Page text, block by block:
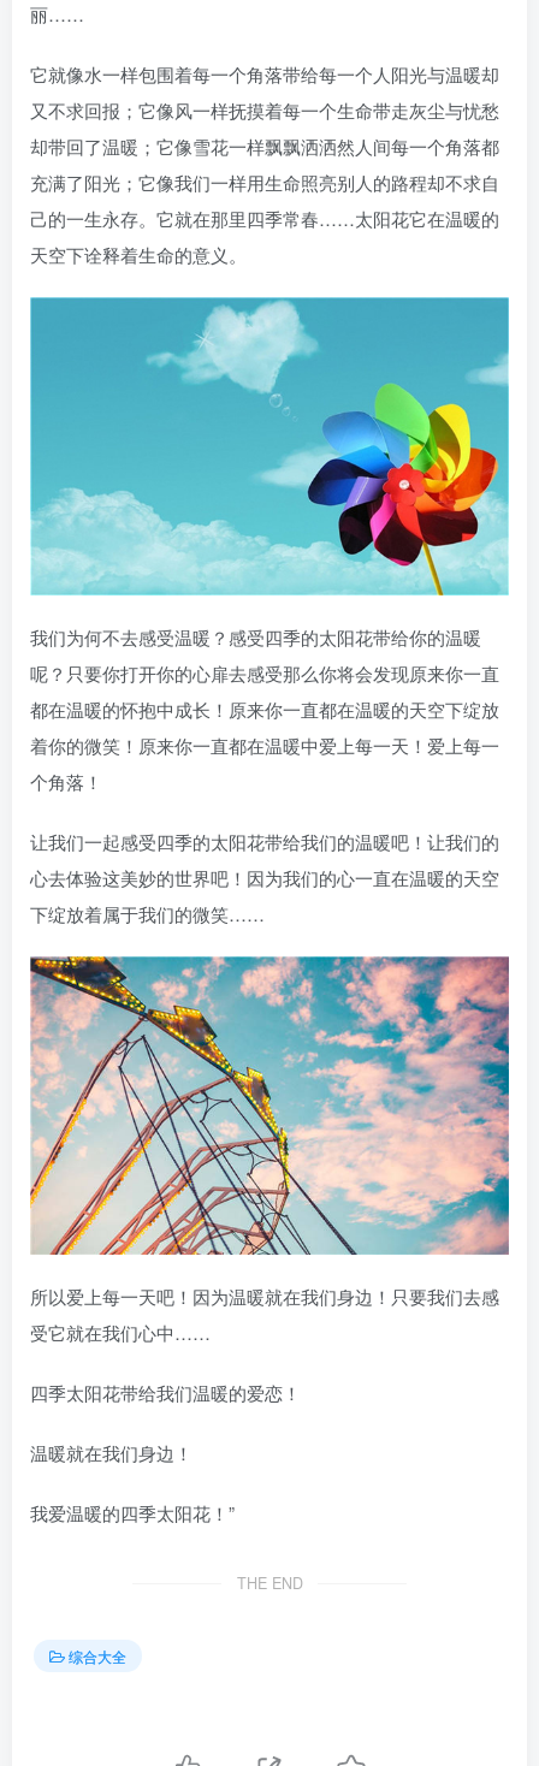
丽……
它就像水一样包围着每一个角落带给每一个人阳光与温暖却
又不求回报；它像风一样抚摸着每一个生命带走灰尘与忧愁
却带回了温暖；它像雪花一样飘飘洒洒然人间每一个角落都
充满了阳光；它像我们一样用生命照亮别人的路程却不求自
己的一生永存。它就在那里四季常春……太阳花它在温暖的
天空下诠释着生命的意义。
我们为何不去感受温暖？感受四季的太阳花带给你的温暖
呢？只要你打开你的心扉去感受那么你将会发现原来你一直
都在温暖的怀抱中成长！原来你一直都在温暖的天空下绽放
着你的微笑！原来你一直都在温暖中爱上每一天！爱上每一
个角落！
让我们一起感受四季的太阳花带给我们的温暖吧！让我们的
心去体验这美妙的世界吧！因为我们的心一直在温暖的天空
下绽放着属于我们的微笑……
所以爱上每一天吧！因为温暖就在我们身边！只要我们去感
受它就在我们心中……
四季太阳花带给我们温暖的爱恋！
温暖就在我们身边！
我爱温暖的四季太阳花！”
THE END
综合大全